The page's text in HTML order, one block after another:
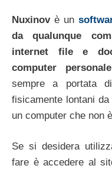
Nuxinovè un
da qualunque
internet file e
computer personale
sempre a portata
fisicamente lontani
un computer che non
Se si desidera
fare è accedere al